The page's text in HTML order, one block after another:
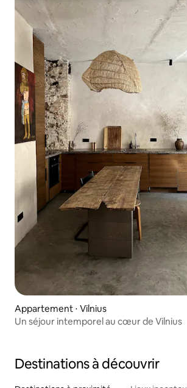
Appartement ⋅ Vilnius
Un séjour intemporel au cœur de Vilnius
Destinations à découvrir